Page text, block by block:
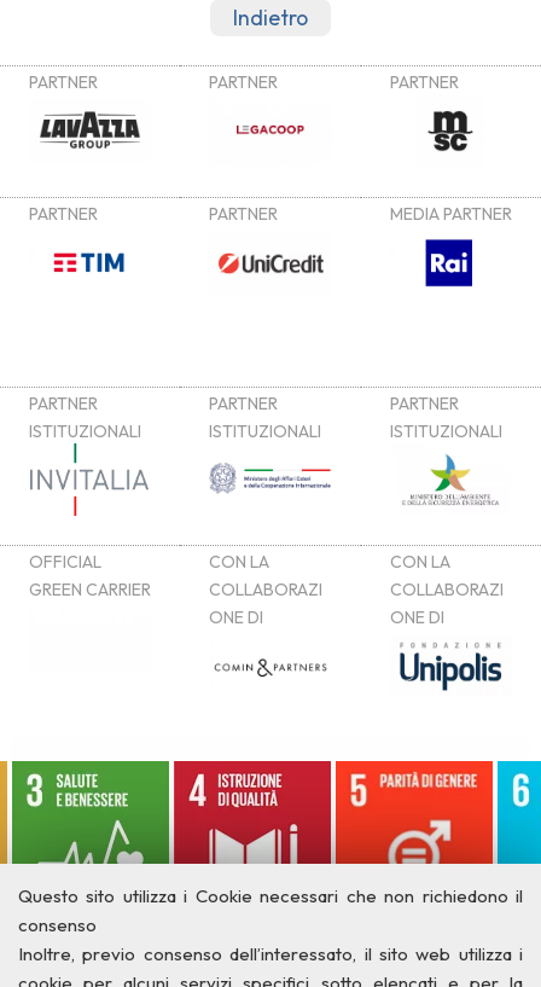
Questo sito utilizza i Cookie necessari che non richiedono il
consenso
Inoltre, previo consenso dell’interessato, il sito web utilizza i
Indietro